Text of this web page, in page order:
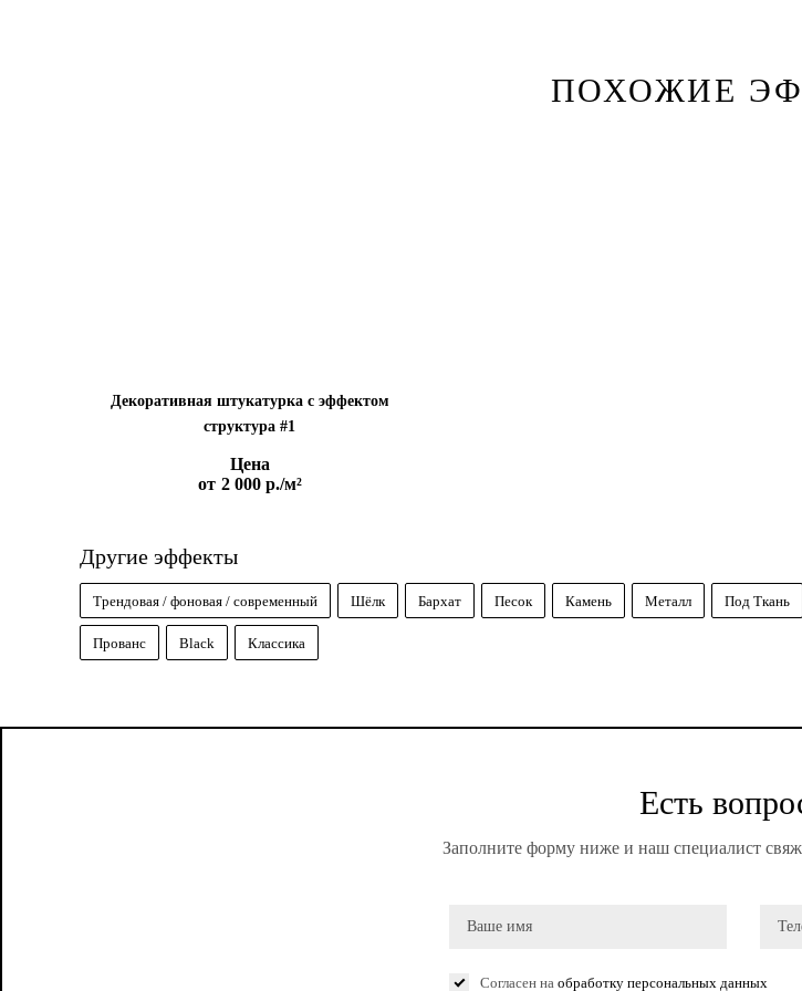
ПОХОЖИЕ
Декоративная штукатурка с эффектом
cтруктура #1
Цена
от 2 000 р./м²
Другие эффекты
Трендовая / фоновая / современный Шёлк Бархат Песок Камень Металл Под Ткань
Прованс Black Классика
Есть
Заполните форму ниже и наш специалист
Согласен на обработку персональных данных